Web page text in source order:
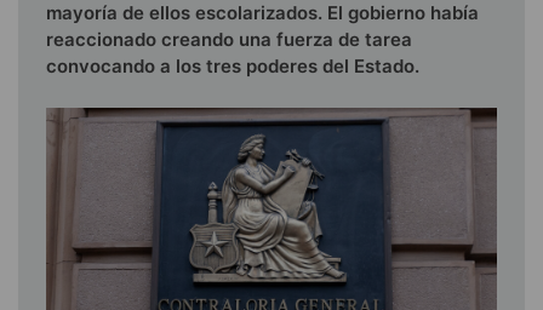
mayoría de ellos escolarizados. El gobierno había
reaccionado creando una fuerza de tarea
convocando a los tres poderes del Estado.